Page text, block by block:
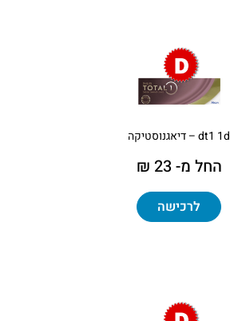
dt1 1d – דיאגנוסטיקה
החל מ- 23 ₪
לרכישה